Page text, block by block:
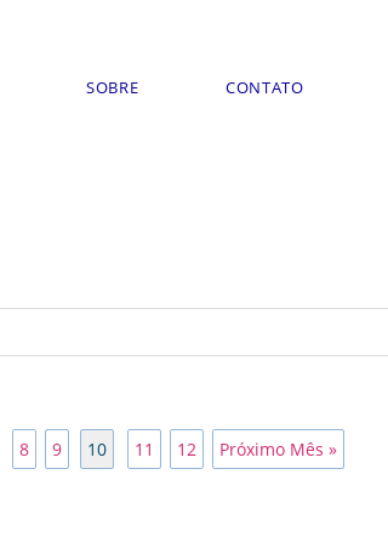
SOBRE CONTATO
8 9 10 11 12 Próximo Mês »